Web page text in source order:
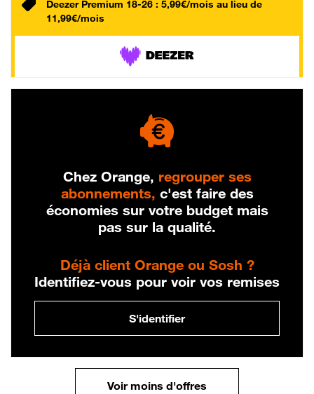
Deezer Premium 18-26 : 5,99€/mois au lieu de
11,99€/mois
Chez Orange, regrouper ses
abonnements, c'est faire des
économies sur votre budget mais
pas sur la qualité.
Déjà client Orange ou Sosh ?
Identifiez-vous pour voir vos remises
S'identifier
Voir moins d'offres